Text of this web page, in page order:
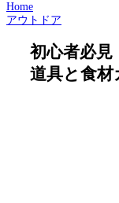
Home
アウトドア
初心者必
道具と食材